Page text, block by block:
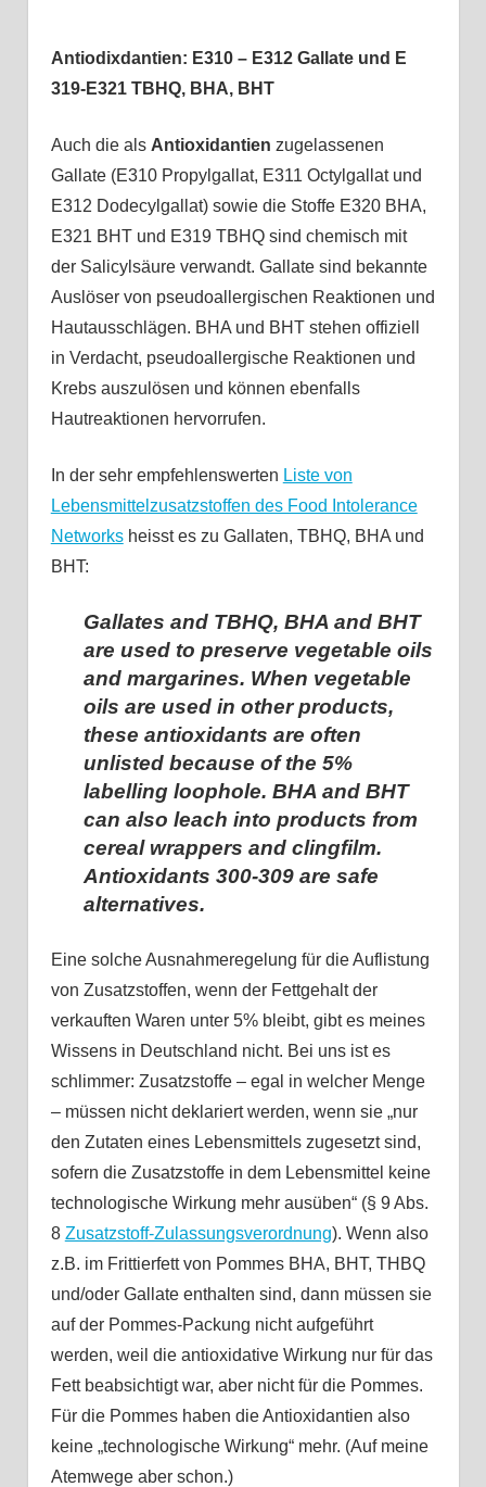
Antiodixdantien: E310 – E312 Gallate und E
319-E321 TBHQ, BHA, BHT
Auch die als Antioxidantien zugelassenen
Gallate (E310 Propylgallat, E311 Octylgallat und
E312 Dodecylgallat) sowie die Stoffe E320 BHA,
E321 BHT und E319 TBHQ sind chemisch mit
der Salicylsäure verwandt. Gallate sind bekannte
Auslöser von pseudoallergischen Reaktionen und
Hautausschlägen. BHA und BHT stehen offiziell
in Verdacht, pseudoallergische Reaktionen und
Krebs auszulösen und können ebenfalls
Hautreaktionen hervorrufen.
In der sehr empfehlenswerten Liste von
Lebensmittelzusatzstoffen des Food Intolerance
Networksheisst es zu Gallaten, TBHQ, BHA und
BHT:
Gallates and TBHQ, BHA and BHT
are used to preserve vegetable oils
and margarines. When vegetable
oils are used in other products,
these antioxidants are often
unlisted because of the 5%
labelling loophole. BHA and BHT
can also leach into products from
cereal wrappers and clingfilm.
Antioxidants 300-309 are safe
alternatives.
Eine solche Ausnahmeregelung für die Auflistung
von Zusatzstoffen, wenn der Fettgehalt der
verkauften Waren unter 5% bleibt, gibt es meines
Wissens in Deutschland nicht. Bei uns ist es
schlimmer: Zusatzstoffe – egal in welcher Menge
– müssen nicht deklariert werden, wenn sie „nur
den Zutaten eines Lebensmittels zugesetzt sind,
sofern die Zusatzstoffe in dem Lebensmittel keine
technologische Wirkung mehr ausüben“ (§ 9 Abs.
8 Zusatzstoff-Zulassungsverordnung). Wenn also
z.B. im Frittierfett von Pommes BHA, BHT, THBQ
und/oder Gallate enthalten sind, dann müssen sie
auf der Pommes-Packung nicht aufgeführt
werden, weil die antioxidative Wirkung nur für das
Fett beabsichtigt war, aber nicht für die Pommes.
Für die Pommes haben die Antioxidantien also
keine „technologische Wirkung“ mehr. (Auf meine
Atemwege aber schon.)